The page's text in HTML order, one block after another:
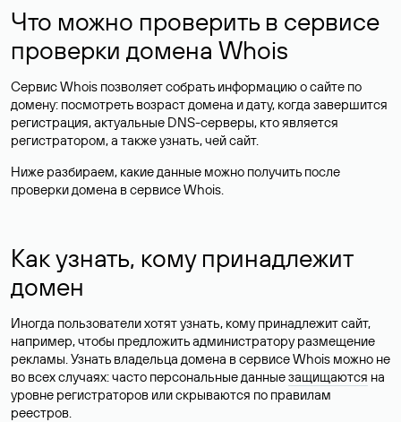
Что можно проверить в сервисе
проверки домена Whois
Сервис Whois позволяет собрать информацию о сайте по
домену: посмотреть возраст домена и дату, когда завершится
регистрация, актуальные DNS-серверы, кто является
регистратором, а также узнать, чей сайт.
Ниже разбираем, какие данные можно получить после
проверки домена в сервисе Whois.
Как узнать, кому принадлежит
домен
Иногда пользователи хотят узнать, кому принадлежит сайт,
например, чтобы предложить администратору размещение
рекламы. Узнать владельца домена в сервисе Whois можно не
во всех случаях: часто персональные данныезащищаются на
уровне регистраторов или скрываются по правилам
реестров.